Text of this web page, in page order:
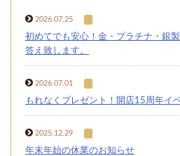
2026.07.25
初めてでも安心！金・プラチナ・銀
答え致します。
2026.07.01
もれなくプレゼント！開店15周年イ
2025.12.29
年末年始の休業のお知らせ